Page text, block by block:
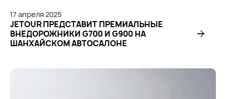
17 апреля2025
JETOUR ПРЕДСТАВИТ ПРЕМИАЛЬНЫЕ
ВНЕДОРОЖНИКИ G700 И G900 НА
ШАНХАЙСКОМ АВТОСАЛОНЕ